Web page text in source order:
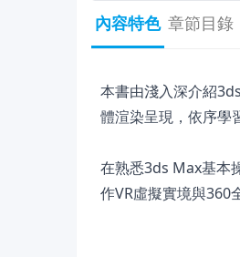
內容特色 章節目錄
本書由淺入深介紹
體渲染呈現，依序學
在熟悉3ds Max基本
作VR虛擬實境與360